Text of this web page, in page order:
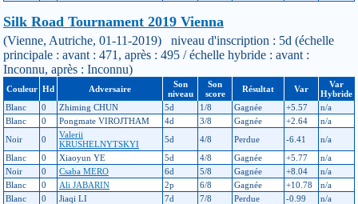
Silk Road Tournament 2019 Vienna
(Vienne, Autriche, 01-11-2019) niveau d'inscription : 5d (échelle
principale : avant : 471, après : 495 / échelle hybride : avant :
Inconnu, après : Inconnu)
Couleur Hd Adversaire
Son
niveau
Son
score
Résultat Var
Var
Hybride
Blanc
0 Zhiming CHUN 5d 1/8 Gagnée +5.57
n/a
Blanc
0 Pongmate VIROJTHAM 4d 3/8 Gagnée +2.64
n/a
Noir
0
Valerii
KRUSHELNYTSKYI
5d 4/8 Perdue -6.41
n/a
Blanc
0 Xiaoyun YE 5d 4/8 Gagnée +5.77
n/a
Noir
0 Csaba MERO 6d 5/8 Gagnée +8.04
n/a
Blanc
0 Ali JABARIN 2p 6/8 Gagnée +10.78
n/a
Blanc
0 Jiaqi LI 7d 7/8 Perdue -0.99
n/a